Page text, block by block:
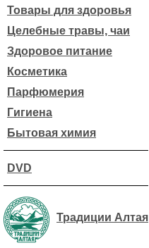
Товары для здоровья
Целебные травы, чаи
Здоровое питание
Косметика
Парфюмерия
Гигиена
Бытовая химия
DVD
Традиции Алтая